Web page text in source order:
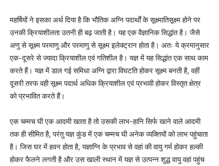
महर्षियों ने इसका अर्थ दिया है कि भौतिक अग्नि पदार्थों के सूक्ष्मातिसूक्ष्म होने पर
उनकी क्रियाशीलता उतनी ही बढ़ जाती है। यह एक वैज्ञानिक सिद्धांत है। जैसे
अणु से सूक्ष्म परमाणु और परमाणु से सूक्ष्म इलेक्ट्रान होता है। अतः ये क्रमानुसार
एक-दूसरे से ज्यादा क्रियाशील एवं गतिशील है। यज्ञ में यह सिद्धांत एक साथ काम
करते हैं। यज्ञ में डाल गई समिधा अग्नि द्वारा विघटति होकर सूक्ष्म बनती है, वहीं
दूसरी तरफ वही सूक्ष्म पदार्थ अधिक क्रियाशील एवं प्रभावी होकर विस्तृत क्षेत्र
को प्रभावित करते हैं।
एक चम्मच घी एक आदमी खाता है तो उसकी लाभ-हानि सिर्फ खाने वाले आदमी
तक ही सीमित है, परंतु यज्ञ कुंड में एक चम्मच घी अनेक व्यक्तियों को लाभ पहुंचाता
है। जिस घर में हवन होता है, यज्ञाग्नि के प्रभाव से वहां की वायु गर्म होकर हल्की
होकर फैलने लगती है और उस खाली स्थान में यज्ञ से उत्पन्न शुद्ध वायु वहां पहुंच